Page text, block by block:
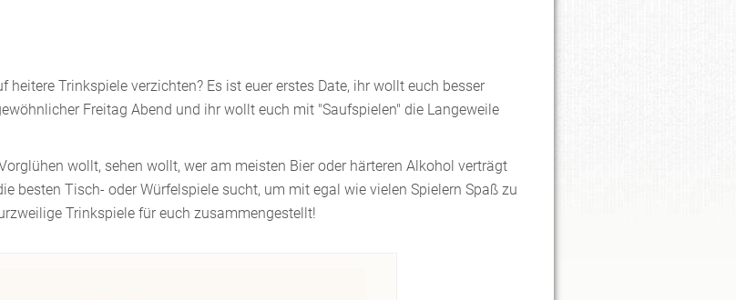
Trinkspiele verzichten? Es ist euer erstes Date, ihr wollt euch besser
Freitag Abend und ihr wollt euch mit "Saufspielen" die Langeweile
wollt, sehen wollt, wer am meisten Bier oder härteren Alkohol verträgt
besten Tisch- oder Würfelspiele sucht, um mit egal wie vielen Spielern Spaß zu
Trinkspiele für euch zusammengestellt!